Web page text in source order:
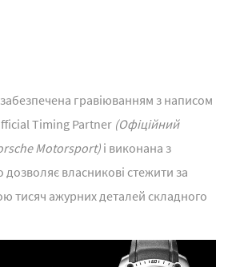
гравіюванням з написом
Timing Partner (Офіційний
Motorsport) і виконана з
власникові стежити за
тисяч ажурних деталей складного